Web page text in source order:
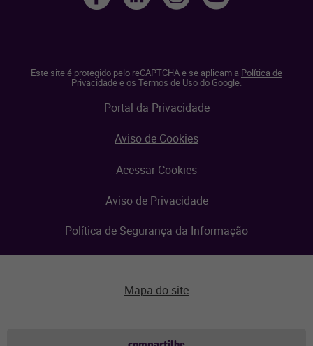
Este site é protegido pelo reCAPTCHA e se aplicam a Política de
Privacidadee os Termos de Uso do Google.
Portal da Privacidade
Aviso de Cookies
Acessar Cookies
Aviso de Privacidade
Política de Segurança da Informação
Mapa do site